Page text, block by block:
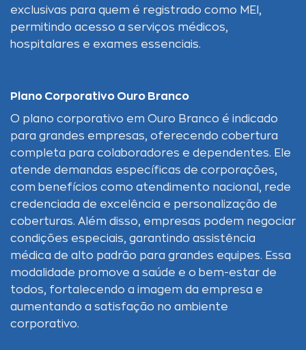
exclusivas para quem é registrado como MEI,
permitindo acesso a serviços médicos,
hospitalares e exames essenciais.
Plano Corporativo Ouro Branco
O plano corporativo em Ouro Branco é indicado
para grandes empresas, oferecendo cobertura
completa para colaboradores e dependentes. Ele
atende demandas específicas de corporações,
com benefícios como atendimento nacional, rede
credenciada de excelência e personalização de
coberturas. Além disso, empresas podem negociar
condições especiais, garantindo assistência
médica de alto padrão para grandes equipes. Essa
modalidade promove a saúde e o bem-estar de
todos, fortalecendo a imagem da empresa e
aumentando a satisfação no ambiente
corporativo.